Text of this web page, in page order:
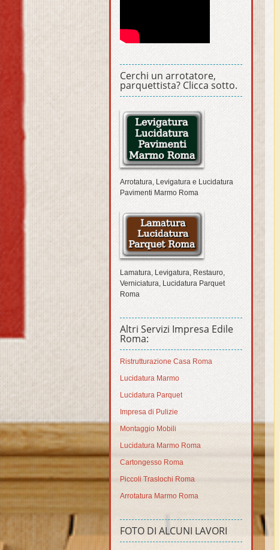
Cerchi un arrotatore,
parquettista? Clicca sotto.
Arrotatura, Levigatura e Lucidatura
Pavimenti Marmo Roma
Lamatura, Levigatura, Restauro,
Verniciatura, Lucidatura Parquet
Roma
Altri Servizi Impresa Edile
Roma:
Ristrutturazione Casa Roma
Lucidatura Marmo
Lucidatura Parquet
Impresa di Pulizie
Montaggio Mobili
Lucidatura Marmo Roma
Cartongesso Roma
Piccoli Traslochi Roma
Arrotatura Marmo Roma
FOTO DI ALCUNI LAVORI